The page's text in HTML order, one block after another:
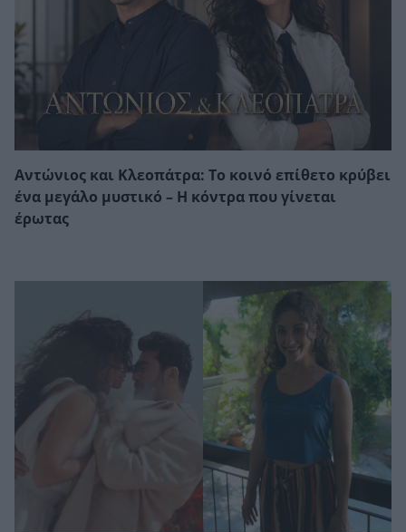
Αντώνιος και Κλεοπάτρα: Το κοινό επίθετο κρύβει
ένα μεγάλο μυστικό – Η κόντρα που γίνεται
έρωτας